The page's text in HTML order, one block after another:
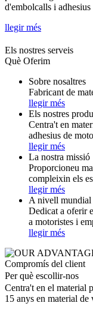
d'embolcalls i
llegir més
Els nostres serveis
Què Oferim
Sobre nosaltres
Fabricant de
llegir més
Els nostres
Centra't en
adhesius de
llegir més
La nostra missió
Proporcioneu
compleixin els
llegir més
A nivell mundial
Dedicat a oferir
a motoristes i
llegir més
Compromís del client
Per què escollir-nos
Centra't en el material
15 anys en material